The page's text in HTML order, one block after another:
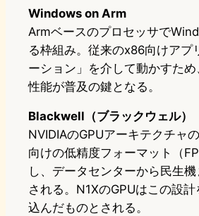
Windows on Arm
Armベースのプロセッサで
る枠組み。従来のx86向けアプ
ーション」を介して動かすた
性能が普及の鍵となる。
Blackwell（ブラックウェル）
NVIDIAのGPUアーキテクチャ
向けの低精度フォーマット（
し、データセンターから民生
される。N1XのGPUはこの設
込んだものとされる。